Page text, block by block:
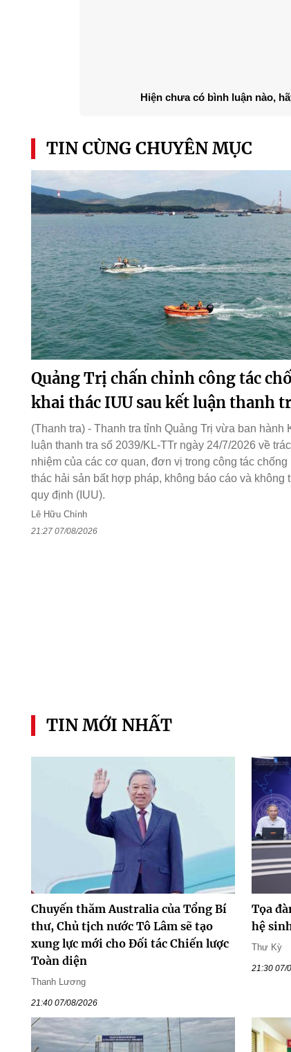
Hiện chưa có bình luận nào,
TIN CÙNG CHUYÊN MỤC
Quảng Trị chấn chỉnh công tác
khai thác IUU sau kết luận thanh
(Thanh tra) - Thanh tra tỉnh Quảng Trị vừa ban hành
luận thanh tra số 2039/KL-TTr ngày 24/7/2026 về
nhiệm của các cơ quan, đơn vị trong công tác chống
thác hải sản bất hợp pháp, không báo cáo và không
quy định (IUU).
Lê Hữu Chính
21:27 07/08/2026
TIN MỚI NHẤT
Chuyến thăm Australia của Tổng Bí
thư, Chủ tịch nước Tô Lâm sẽ tạo
xung lực mới cho Đối tác Chiến lược
Toàn diện
Thanh Lương
21:40 07/08/2026
Tọa
hệ
Thư Kỳ
21:30 07/